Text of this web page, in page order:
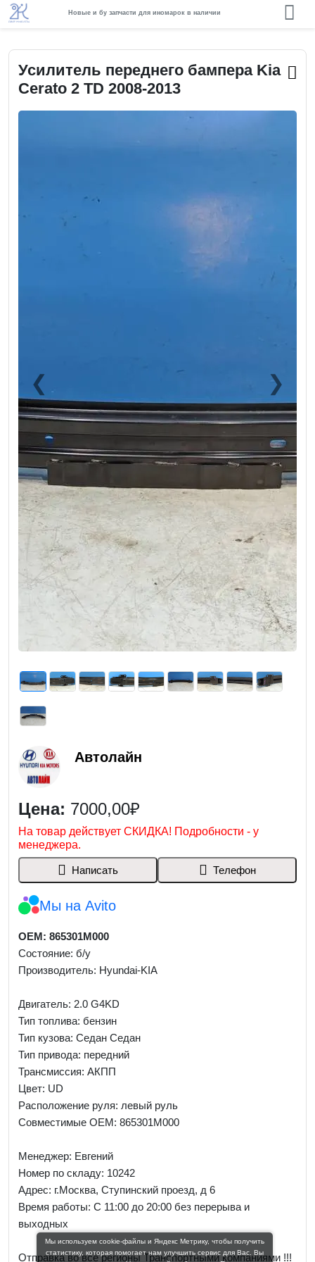
Новые и бу запчасти для иномарок в наличии
Усилитель переднего бампера Kia
Cerato 2 TD 2008-2013
❮Previous ❯Next
Автолайн
Цена: 7000,00₽
На товар действует СКИДКА! Подробности - у
менеджера.
Написать Телефон
Мы на Avito
OEM: 865301M000
Состояние: б/у
Производитель: Hyundai-KIA
Двигатель: 2.0 G4KD
Тип топлива: бензин
Тип кузова: Седан Седан
Тип привода: передний
Трансмиссия: AКПП
Цвет: UD
Расположение руля: левый руль
Совместимые OEM: 865301M000
Менеджер: Евгений
Номер по складу: 10242
Адрес: г.Москва, Ступинский проезд, д 6
Время работы: С 11:00 до 20:00 без перерыва и
выходных
Отправка во все регионы Транспортными компаниями !!!
Мы используем cookie-файлы и Яндекс Метрику, чтобы получить
статистику, которая помогает нам улучшить сервис для Вас. Вы